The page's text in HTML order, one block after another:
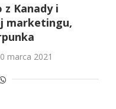
Kanady i
marketingu,
marca 2021